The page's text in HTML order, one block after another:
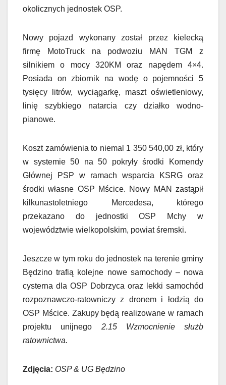
okolicznych jednostek OSP.
Nowy pojazd wykonany został przez kielecką
firmę MotoTruck na podwoziu MAN TGM z
silnikiem o mocy 320KM oraz napędem 4×4.
Posiada on zbiornik na wodę o pojemności 5
tysięcy litrów, wyciągarkę, maszt oświetleniowy,
linię szybkiego natarcia czy działko wodno-
pianowe.
Koszt zamówienia to niemal 1 350 540,00 zł, który
w systemie 50 na 50 pokryły środki Komendy
Głównej PSP w ramach wsparcia KSRG oraz
środki własne OSP Mścice. Nowy MAN zastąpił
kilkunastoletniego Mercedesa, którego
przekazano do jednostki OSP Mchy w
województwie wielkopolskim, powiat śremski.
Jeszcze w tym roku do jednostek na terenie gminy
Będzino trafią kolejne nowe samochody – nowa
cysterna dla OSP Dobrzyca oraz lekki samochód
rozpoznawczo-ratowniczy z dronem i łodzią do
OSP Mścice. Zakupy będą realizowane w ramach
projektu unijnego 2.15 Wzmocnienie służb
ratownictwa.
Zdjęcia: OSP & UG Będzino